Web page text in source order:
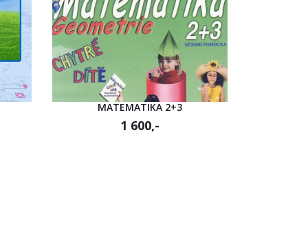
MATEMATIKA 2+3
1 600,-